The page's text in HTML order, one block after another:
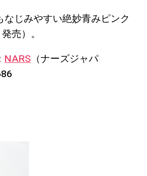
なじみやすい絶妙青みピンク
売）。
NARS（ナーズジャパ